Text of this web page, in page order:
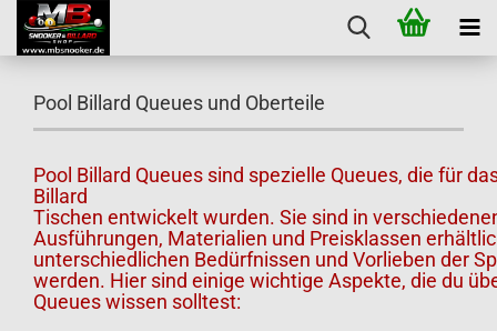
Pool Billard Queues und Oberteile
Pool Billard Queues sind spezielle Queues, die für
Billard
Tischen entwickelt wurden. Sie sind in
Ausführungen, Materialien und Preisklassen
unterschiedlichen Bedürfnissen und Vorlieben der
werden. Hier sind einige wichtige Aspekte, die du
Queues wissen solltest: